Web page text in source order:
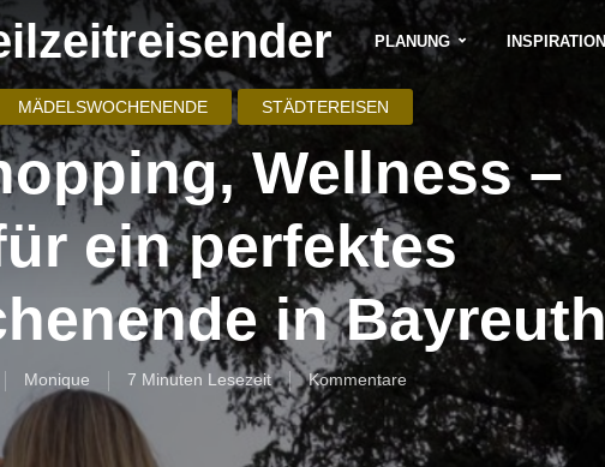
PLANUNG INSPIRATION
MÄDELSWOCHENENDE STÄDTEREISEN
Wellness –
ein perfektes
in Bayreuth
Monique 7 Minuten Lesezeit Kommentare